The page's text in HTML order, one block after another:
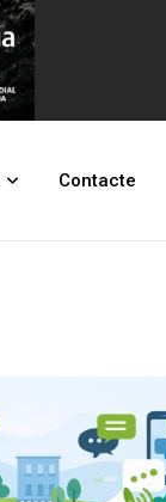
Contacte